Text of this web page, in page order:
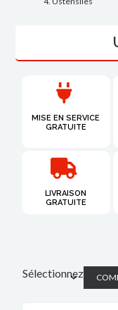
MISE EN SERVICE
GRATUITE
LIVRAISON
GRATUITE​
Sélectionnez